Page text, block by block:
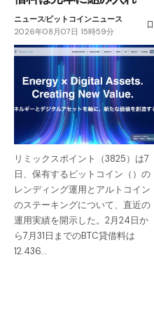
ニュースビットコインニュース
2026年08月07日 15時59分
リミックスポイント（3825）は7
日、保有するビットコイン（）の
レンディング運用とアルトコイン
のステーキングについて、直近の
運用実績を開示した。2月24日か
ら7月31日までのBTC貸借料は
12.436…